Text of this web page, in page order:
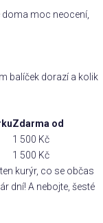
doma moc neocení,
balíček dorazí a kolik
Zdarma od
1 500 Kč
1 500 Kč
kurýr, co se občas
dní! A nebojte, šesté